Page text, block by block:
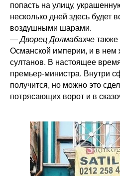
попасть на улицу,
несколько дней здесь будет
воздушными шарами.
—Дворец Долмабахче
Османской империи, и в нем
султанов. В настоящее
премьер-министра. Внутри
получится, но можно это
потрясающих ворот и в